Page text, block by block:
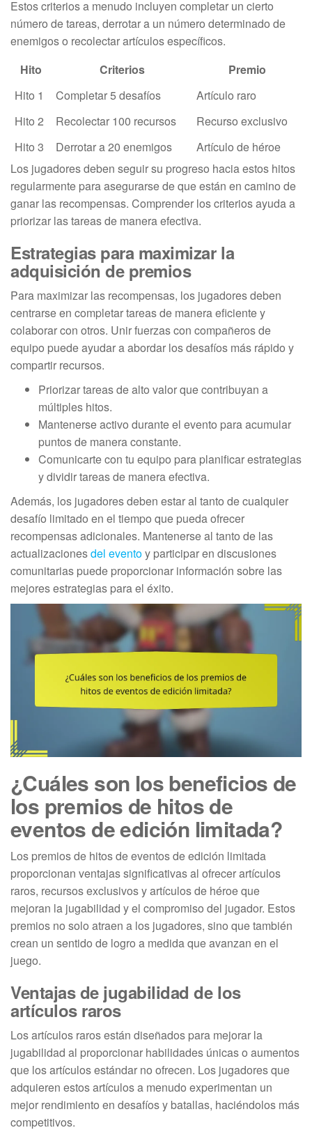
Estos criterios a menudo incluyen completar un cierto
número de tareas, derrotar a un número determinado de
enemigos o recolectar artículos específicos.
Hito
Criterios
Premio
Hito 1
Completar 5 desafíos
Artículo raro
Hito 2
Recolectar 100 recursos
Recurso exclusivo
Hito 3
Derrotar a 20 enemigos
Artículo de héroe
Los jugadores deben seguir su progreso hacia estos hitos
regularmente para asegurarse de que están en camino de
ganar las recompensas. Comprender los criterios ayuda a
priorizar las tareas de manera efectiva.
Estrategias para maximizar la
adquisición de premios
Para maximizar las recompensas, los jugadores deben
centrarse en completar tareas de manera eficiente y
colaborar con otros. Unir fuerzas con compañeros de
equipo puede ayudar a abordar los desafíos más rápido y
compartir recursos.
Priorizar tareas de alto valor que contribuyan a
múltiples hitos.
Mantenerse activo durante el evento para acumular
puntos de manera constante.
Comunicarte con tu equipo para planificar estrategias
y dividir tareas de manera efectiva.
Además, los jugadores deben estar al tanto de cualquier
desafío limitado en el tiempo que pueda ofrecer
recompensas adicionales. Mantenerse al tanto de las
actualizacionesdel eventoy participar en discusiones
comunitarias puede proporcionar información sobre las
mejores estrategias para el éxito.
¿Cuáles son los beneficios de
los premios de hitos de
eventos de edición limitada?
Los premios de hitos de eventos de edición limitada
proporcionan ventajas significativas al ofrecer artículos
raros, recursos exclusivos y artículos de héroe que
mejoran la jugabilidad y el compromiso del jugador. Estos
premios no solo atraen a los jugadores, sino que también
crean un sentido de logro a medida que avanzan en el
juego.
Ventajas de jugabilidad de los
artículos raros
Los artículos raros están diseñados para mejorar la
jugabilidad al proporcionar habilidades únicas o aumentos
que los artículos estándar no ofrecen. Los jugadores que
adquieren estos artículos a menudo experimentan un
mejor rendimiento en desafíos y batallas, haciéndolos más
competitivos.